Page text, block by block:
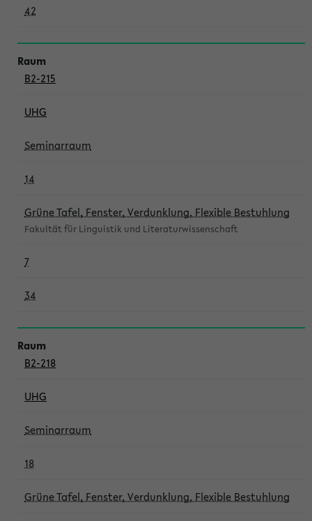
42
B2-215
UHG
Seminarraum
14
Grüne Tafel, Fenster, Verdunklung, Flexible Bestuhlung
Fakultät für Linguistik und Literaturwissenschaft
7
34
B2-218
UHG
Seminarraum
18
Grüne Tafel, Fenster, Verdunklung, Flexible Bestuhlung